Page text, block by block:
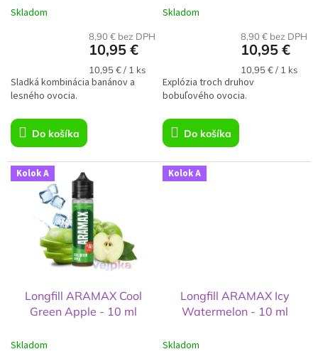
tSkladom
8,90 € bez DPH
10,95 €
Jednotková
cena:
10,95 € / 1 ks
Do košíka
Sladká kombinácia banánov a
lesného ovocia.
Skladom
8,90 € bez DPH
10,95 €
Jednotková
cena:
10,95 € / 1 ks
Do košíka
Explózia troch druhov
bobuľového ovocia.
Kolok A
Longfill ARAMAX Cool
Green Apple - 10 ml
Skladom
Kolok A
Longfill ARAMAX Icy
Watermelon - 10 ml
Skladom